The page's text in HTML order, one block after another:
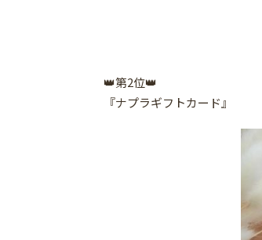
👑第2位👑
『ナプラギフトカード』